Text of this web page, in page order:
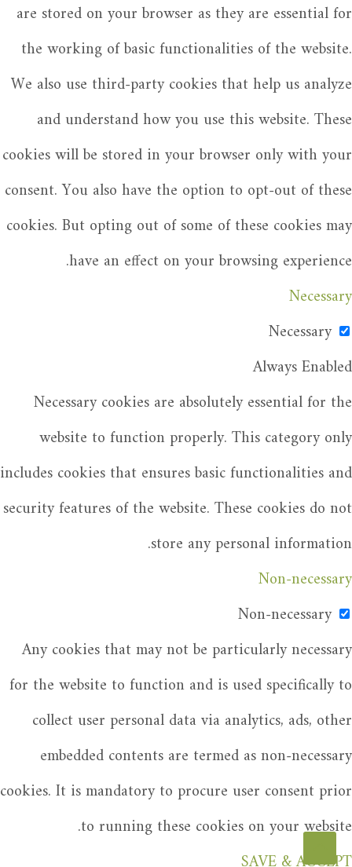
are stored on your browser as they are essential for
the working of basic functionalities of the website.
We also use third-party cookies that help us analyze
and understand how you use this website. These
cookies will be stored in your browser only with your
consent. You also have the option to opt-out of these
cookies. But opting out of some of these cookies may
have an effect on your browsing experience.
Necessary
Necessary
Always Enabled
Necessary cookies are absolutely essential for the
website to function properly. This category only
includes cookies that ensures basic functionalities and
security features of the website. These cookies do not
store any personal information.
Non-necessary
Non-necessary
Any cookies that may not be particularly necessary
for the website to function and is used specifically to
collect user personal data via analytics, ads, other
embedded contents are termed as non-necessary
cookies. It is mandatory to procure user consent prior
to running these cookies on your website.